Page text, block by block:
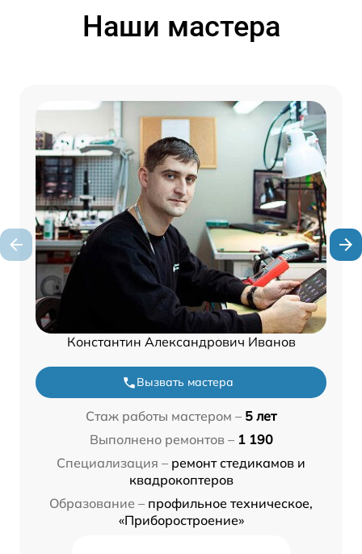
Наши мастера
Константин Александрович Иванов
Вызвать мастера
Стаж работы мастером – 5 лет
Выполнено ремонтов – 1 190
Специализация – ремонт стедикамов и
квадрокоптеров
Образование – профильное техническое,
«Приборостроение»